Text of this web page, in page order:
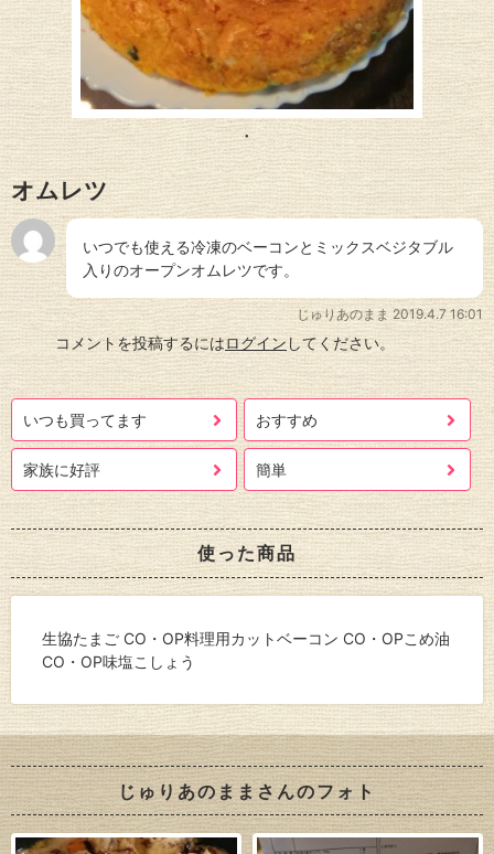
オムレツ
いつでも使える冷凍のベーコンとミックスベジタブル
入りのオープンオムレツです。
じゅりあのまま 2019.4.7 16:01
コメントを投稿するにはログインしてください。
いつも買ってます おすすめ
家族に好評 簡単
使った商品
生協たまご CO・OP料理用カットベーコン CO・OPこめ油
CO・OP味塩こしょう
じゅりあのままさんのフォト